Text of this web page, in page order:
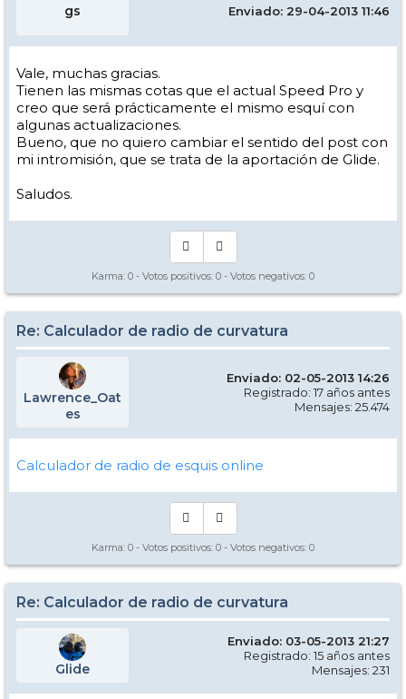
gs Enviado: 29-04-2013 11:46
Vale, muchas gracias.
Tienen las mismas cotas que el actual Speed Pro y
creo que será prácticamente el mismo esquí con
algunas actualizaciones.
Bueno, que no quiero cambiar el sentido del post con
mi intromisión, que se trata de la aportación de Glide.
Saludos.
Karma: 0 - Votos positivos: 0 - Votos negativos: 0
Re: Calculador de radio de curvatura
Lawrence_Oat
es
Enviado: 02-05-2013 14:26
Registrado: 17 años antes
Mensajes: 25.474
Calculador de radio de esquis online
Karma: 0 - Votos positivos: 0 - Votos negativos: 0
Re: Calculador de radio de curvatura
Glide
Enviado: 03-05-2013 21:27
Registrado: 15 años antes
Mensajes: 231